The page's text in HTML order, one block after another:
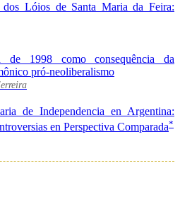
Lóios de Santa Maria da Feira:
de 1998 como consequência da
pró-neoliberalismo
de Independencia en Argentina:
en Perspectiva Comparada*